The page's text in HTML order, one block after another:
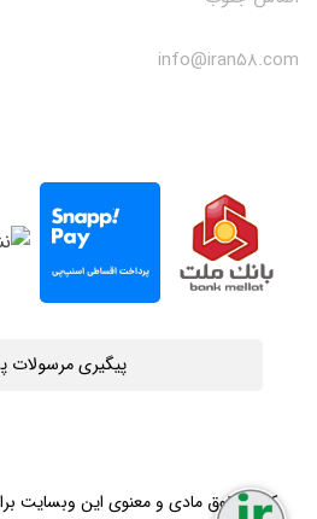
info@iran58.com
پیگیری مرسولات